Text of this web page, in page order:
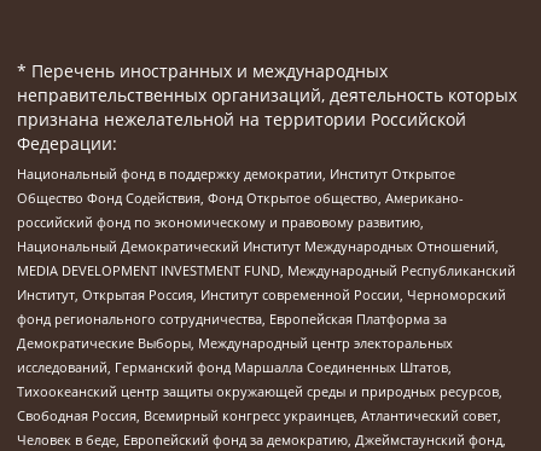
* Перечень иностранных и международных
неправительственных организаций, деятельность которых
признана нежелательной на территории Российской
Федерации:
Национальный фонд в поддержку демократии, Институт Открытое
Общество Фонд Содействия, Фонд Открытое общество, Американо-
российский фонд по экономическому и правовому развитию,
Национальный Демократический Институт Международных Отношений,
MEDIA DEVELOPMENT INVESTMENT FUND, Международный Республиканский
Институт, Открытая Россия, Институт современной России, Черноморский
фонд регионального сотрудничества, Европейская Платформа за
Демократические Выборы, Международный центр электоральных
исследований, Германский фонд Маршалла Соединенных Штатов,
Тихоокеанский центр защиты окружающей среды и природных ресурсов,
Свободная Россия, Всемирный конгресс украинцев, Атлантический совет,
Человек в беде, Европейский фонд за демократию, Джеймстаунский фонд,